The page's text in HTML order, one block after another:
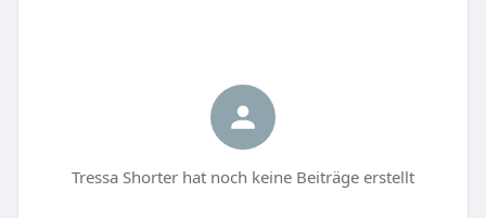
Tressa Shorter hat noch keine Beiträge erstellt